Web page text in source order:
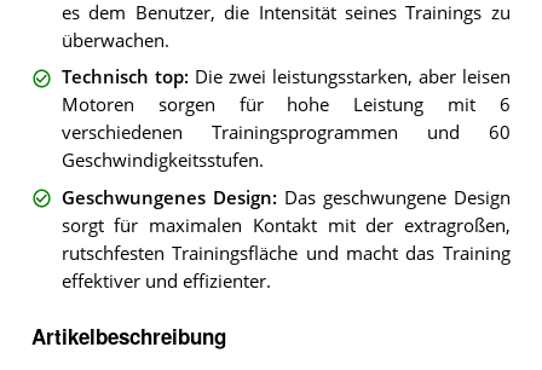
es dem Benutzer, die Intensität seines Trainings zu
überwachen.
Technisch top: Die zwei leistungsstarken, aber leisen
Motoren sorgen für hohe Leistung mit 6
verschiedenen Trainingsprogrammen und 60
Geschwindigkeitsstufen.
Geschwungenes Design: Das geschwungene Design
sorgt für maximalen Kontakt mit der extragroßen,
rutschfesten Trainingsfläche und macht das Training
effektiver und effizienter.
Artikelbeschreibung